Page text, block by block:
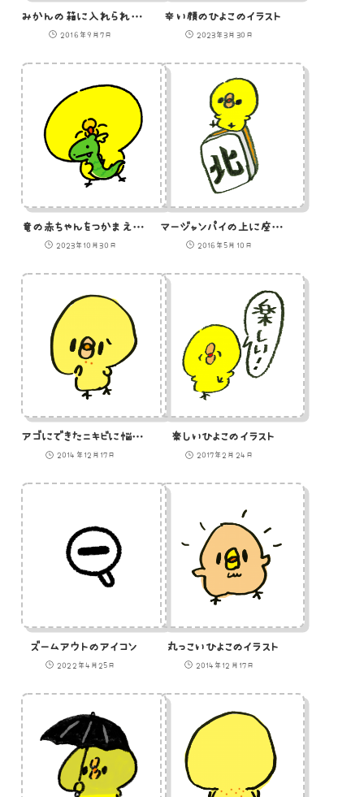
みかんの箱に入れられた猫のイラスト
2016年9月7日
辛い顔のひよこのイラスト
2023年3月30日
竜の赤ちゃんをつかまえたひよこ
2023年10月30日
マージャンパイの上に座るひよこのイラスト
2016年5月10日
アゴにできたニキビに悩むひよこのイラスト
2014年12月17日
楽しいひよこのイラスト
2017年2月24日
ズームアウトのアイコン
2022年4月25日
丸っこいひよこのイラスト
2014年12月17日